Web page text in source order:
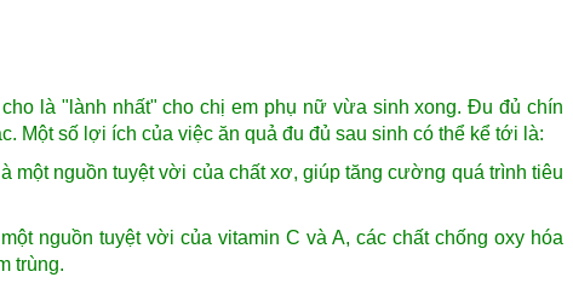
là "lành nhất" cho chị em phụ nữ vừa sinh xong. Đu đủ chín
Một số lợi ích của việc ăn quả đu đủ sau sinh có thể kể tới là:
một nguồn tuyệt vời của chất xơ, giúp tăng cường quá trình tiêu
nguồn tuyệt vời của vitamin C và A, các chất chống oxy hóa
trùng.